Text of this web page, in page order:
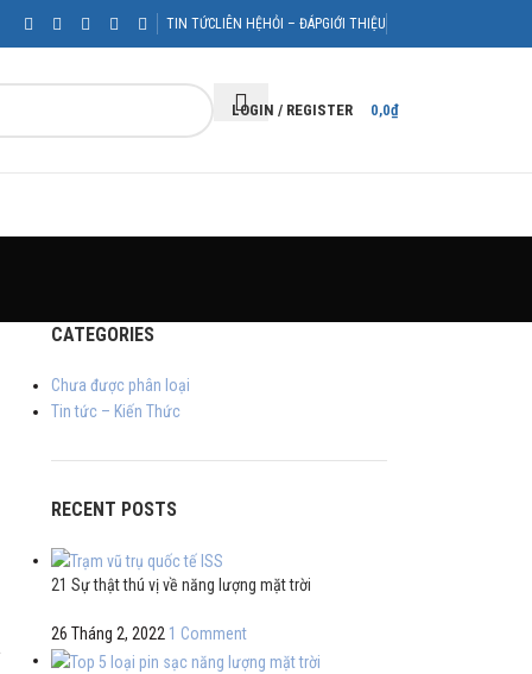
TIN TỨCLIÊN HỆHỎI – ĐÁPGIỚI THIỆU
LOGIN / REGISTER 0,0₫
CATEGORIES
Chưa được phân loại
Tin tức – Kiến Thức
RECENT POSTS
21 Sự thật thú vị về năng lượng mặt trời
26 Tháng 2, 2022 1 Comment